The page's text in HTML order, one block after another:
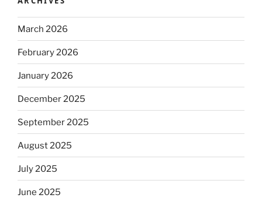
March 2026
February 2026
January 2026
December 2025
September 2025
August 2025
July 2025
June 2025